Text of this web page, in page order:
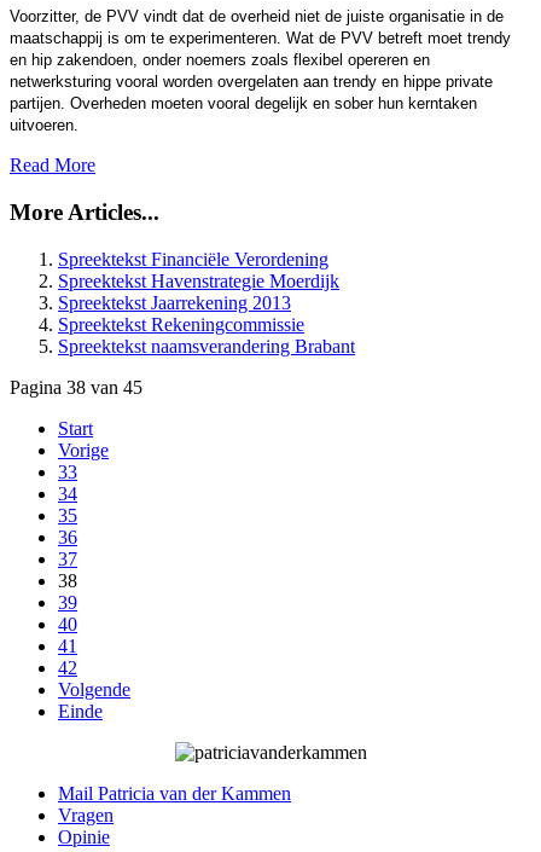
Voorzitter, de PVV vindt dat de overheid niet de juiste organisatie in de
maatschappij is om te experimenteren. Wat de PVV betreft moet trendy
en hip zakendoen, onder noemers zoals flexibel opereren en
netwerksturing vooral worden overgelaten aan trendy en hippe private
partijen. Overheden moeten vooral degelijk en sober hun kerntaken
uitvoeren.
Read More
More Articles...
Spreektekst Financiële Verordening
Spreektekst Havenstrategie Moerdijk
Spreektekst Jaarrekening 2013
Spreektekst Rekeningcommissie
Spreektekst naamsverandering Brabant
Pagina 38 van 45
Start
Vorige
33
34
35
36
37
38
39
40
41
42
Volgende
Einde
Mail Patricia van der Kammen
Vragen
Opinie